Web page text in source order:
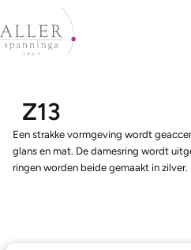
Z13
Een strakke vormgeving wordt
glans en mat. De damesring wordt
ringen worden beide gemaakt in zilver.